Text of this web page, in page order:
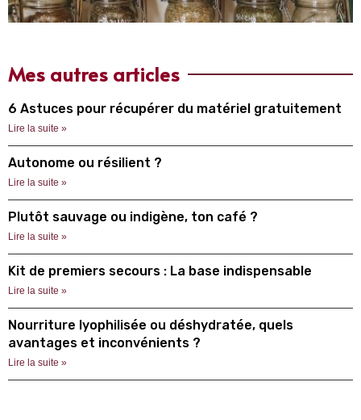
Mes autres articles
6 Astuces pour récupérer du matériel gratuitement
Lire la suite »
Autonome ou résilient ?
Lire la suite »
Plutôt sauvage ou indigène, ton café ?
Lire la suite »
Kit de premiers secours : La base indispensable
Lire la suite »
Nourriture lyophilisée ou déshydratée, quels
avantages et inconvénients ?
Lire la suite »